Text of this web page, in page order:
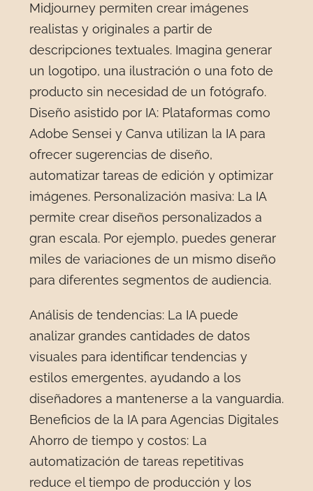
Midjourney permiten crear imágenes
realistas y originales a partir de
descripciones textuales. Imagina generar
un logotipo, una ilustración o una foto de
producto sin necesidad de un fotógrafo.
Diseño asistido por IA: Plataformas como
Adobe Sensei y Canva utilizan la IA para
ofrecer sugerencias de diseño,
automatizar tareas de edición y optimizar
imágenes. Personalización masiva: La IA
permite crear diseños personalizados a
gran escala. Por ejemplo, puedes generar
miles de variaciones de un mismo diseño
para diferentes segmentos de audiencia.
Análisis de tendencias: La IA puede
analizar grandes cantidades de datos
visuales para identificar tendencias y
estilos emergentes, ayudando a los
diseñadores a mantenerse a la vanguardia.
Beneficios de la IA para Agencias Digitales
Ahorro de tiempo y costos: La
automatización de tareas repetitivas
reduce el tiempo de producción y los